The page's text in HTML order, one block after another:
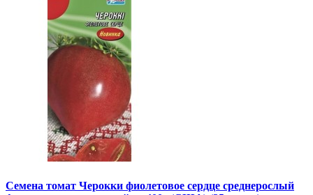
Семена томат Черокки фиолетовое сердце среднерослый